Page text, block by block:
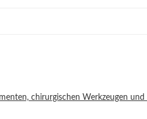
chirurgischen Werkzeugen und